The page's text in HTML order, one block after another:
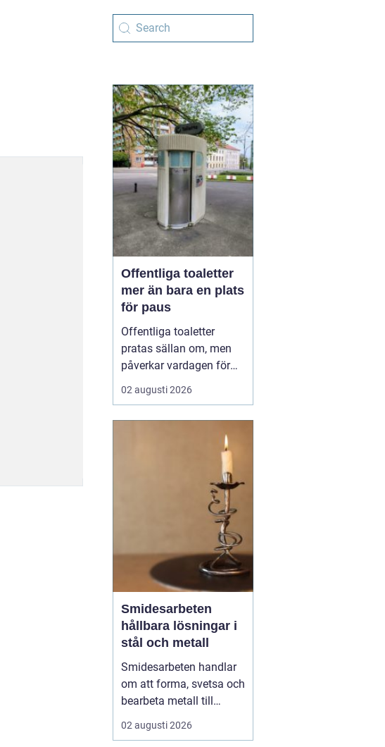
Offentliga toaletter
mer än bara en plats
för paus
Offentliga toaletter
pratas sällan om, men
påverkar vardagen för
nästan alla. När en stad,
park eller reseknut
äldre, personer med
funktionsnedsättning
och långväga resenäre...
02 augusti 2026
Smidesarbeten
hållbara lösningar i
stål och metall
Smidesarbeten handlar
om att forma, svetsa och
bearbeta metall till
starka och hållbara
konstruktioner. Det kan
02 augusti 2026